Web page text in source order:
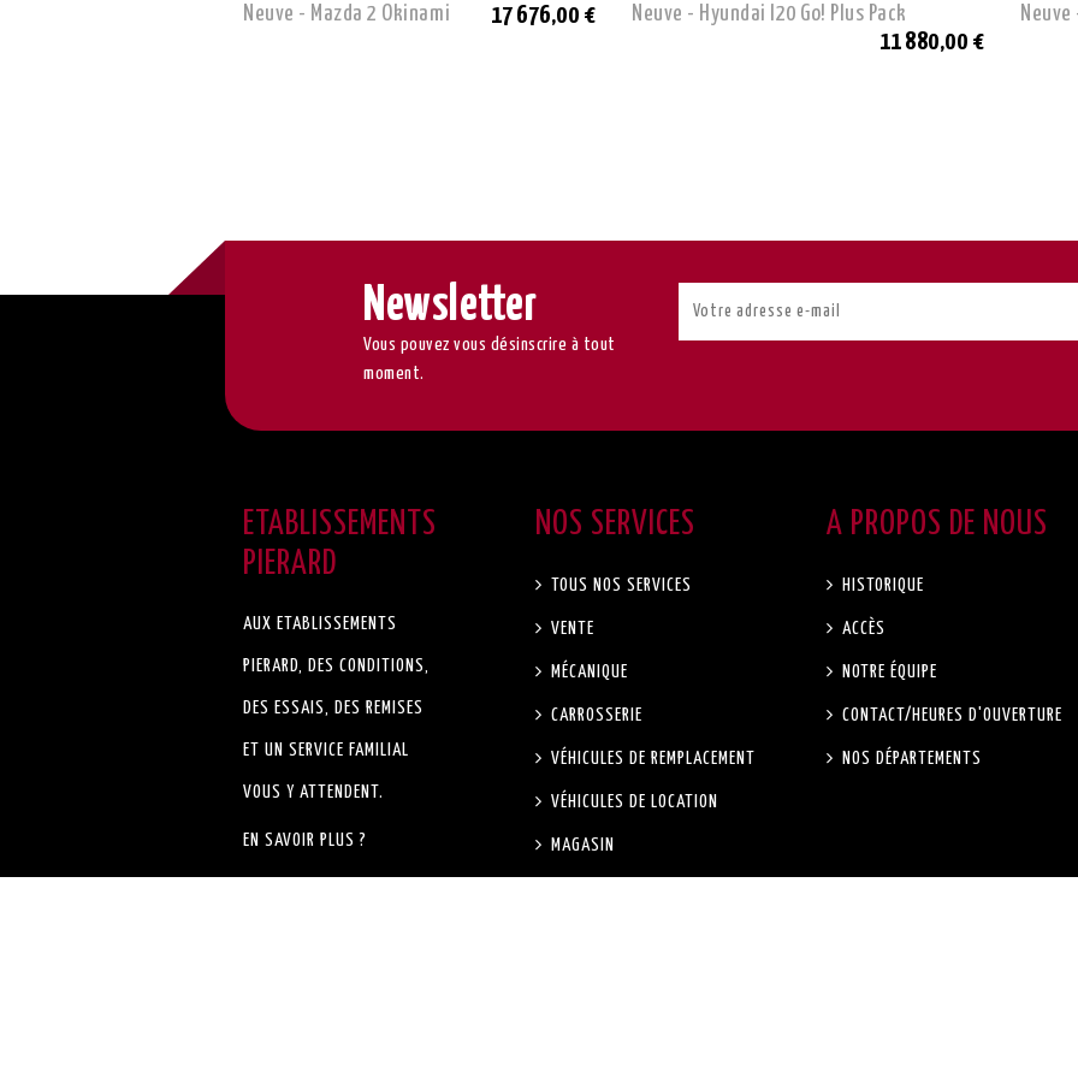
Neuve - Mazda 2 Okinami 17 676,00 € Neuve - Hyundai I20 Go! Plus Pack
11 880,00 €
Neuve
Newsletter
Vous pouvez vous désinscrire à tout
moment.
ETABLISSEMENTS
PIERARD
AUX ETABLISSEMENTS
PIERARD, DES CONDITIONS,
DES ESSAIS, DES REMISES
ET UN SERVICE FAMILIAL
VOUS Y ATTENDENT.
EN SAVOIR PLUS ?
NOS SERVICES
TOUS NOS SERVICES
VENTE
MÉCANIQUE
CARROSSERIE
VÉHICULES DE REMPLACEMENT
VÉHICULES DE LOCATION
MAGASIN
A PROPOS DE NOUS
HISTORIQUE
ACCÈS
NOTRE ÉQUIPE
CONTACT/HEURES D'OUVERTURE
NOS DÉPARTEMENTS